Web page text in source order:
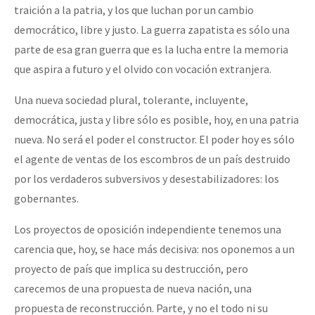
traición a la patria, y los que luchan por un cambio
democrático, libre y justo. La guerra zapatista es sólo una
parte de esa gran guerra que es la lucha entre la memoria
que aspira a futuro y el olvido con vocación extranjera.
Una nueva sociedad plural, tolerante, incluyente,
democrática, justa y libre sólo es posible, hoy, en una patria
nueva. No será el poder el constructor. El poder hoy es sólo
el agente de ventas de los escombros de un país destruido
por los verdaderos subversivos y desestabilizadores: los
gobernantes.
Los proyectos de oposición independiente tenemos una
carencia que, hoy, se hace más decisiva: nos oponemos a un
proyecto de país que implica su destrucción, pero
carecemos de una propuesta de nueva nación, una
propuesta de reconstrucción. Parte, y no el todo ni su